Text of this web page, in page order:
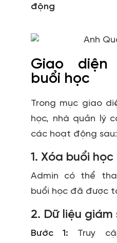
động
Giao
buổi học
Trong mục giao
học, nhà quản lý
các hoạt động sau:
1. Xóa buổi học
Admin có thể
buổi học đã được
2. Dữ liệu giám
Bước 1: Truy